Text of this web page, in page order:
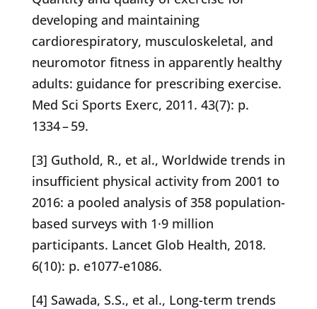
developing and maintaining
cardiorespiratory, musculoskeletal, and
neuromotor fitness in apparently healthy
adults: guidance for prescribing exercise.
Med Sci Sports Exerc, 2011. 43(7): p.
1334 – 59.
[3] Guthold, R., et al., Worldwide trends in
insufficient physical activity from 2001 to
2016: a pooled analysis of 358 population-
based surveys with 1·9 million
participants. Lancet Glob Health, 2018.
6(10): p. e1077-e1086.
[4] Sawada, S.S., et al., Long-term trends